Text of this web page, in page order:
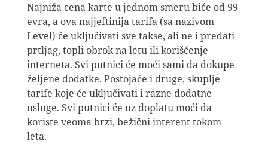
Najniža cena karte u jednom smeru biće od 99
evra, a ova najjeftinija tarifa (sa nazivom
Level) će uključivati sve takse, ali ne i predati
prtljag, topli obrok na letu ili korišćenje
interneta. Svi putnici će moći sami da dokupe
željene dodatke. Postojaće i druge, skuplje
tarife koje će uključivati i razne dodatne
usluge. Svi putnici će uz doplatu moći da
koriste veoma brzi, bežični interent tokom
leta.